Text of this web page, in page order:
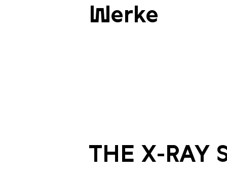
Werke
THE X-RAY